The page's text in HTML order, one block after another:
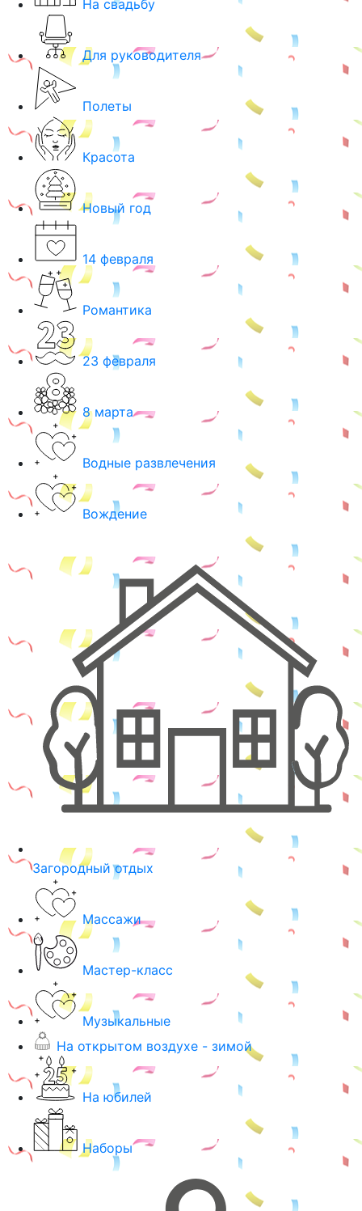
На свадьбу
Для руководителя
Полеты
Красота
Новый год
14 февраля
Романтика
23 февраля
8 марта
Водные развлечения
Вождение
Загородный отдых
Массажи
Мастер-класс
Музыкальные
На открытом воздухе - зимой
На юбилей
Наборы